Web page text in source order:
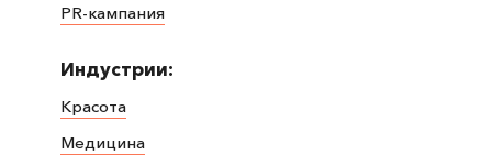
PR-кампания
Индустрии:
Красота
Медицина